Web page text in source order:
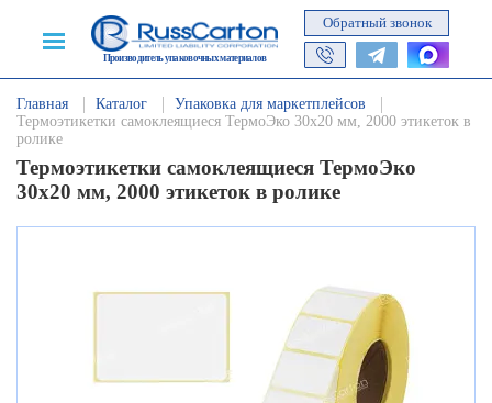
Производитель упаковочных материалов
Обратный звонок
Главная Каталог
Упаковка для маркетплейсов
Термоэтикетки самоклеящиеся ТермоЭко 30х20 мм, 2000 этикеток в
ролике
Термоэтикетки самоклеящиеся ТермоЭко
30х20 мм, 2000 этикеток в ролике